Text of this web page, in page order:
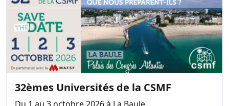
32èmes Universités de la CSMF